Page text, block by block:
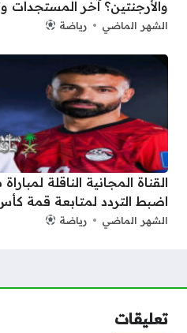
والأرجنتين؟ آخر المستجدات
الشهر الماضي رياضة
القناة المجانية الناقلة
اضبط التردد لمتابعة قمة كأس
الشهر الماضي رياضة
تعليقات